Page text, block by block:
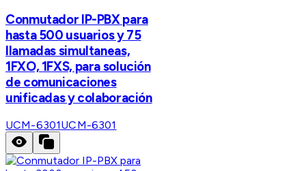
Conmutador IP-PBX para
hasta 500 usuarios y 75
llamadas simultaneas,
1FXO, 1FXS, para solución
de comunicaciones
unificadas y colaboración
UCM-6301UCM-6301